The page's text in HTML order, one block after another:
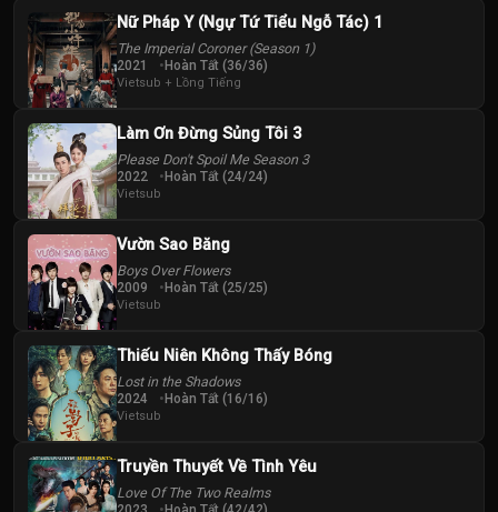
Nữ Pháp Y (Ngự Tứ Tiểu Ngỗ Tác) 1
The Imperial Coroner (Season 1)
2021 Hoàn Tất (36/36)
Vietsub + Lồng Tiếng
Làm Ơn Đừng Sủng Tôi 3
Please Don't Spoil Me Season 3
2022 Hoàn Tất (24/24)
Vietsub
Vườn Sao Băng
Boys Over Flowers
2009 Hoàn Tất (25/25)
Vietsub
Thiếu Niên Không Thấy Bóng
Lost in the Shadows
2024 Hoàn Tất (16/16)
Vietsub
Truyền Thuyết Về Tình Yêu
Love Of The Two Realms